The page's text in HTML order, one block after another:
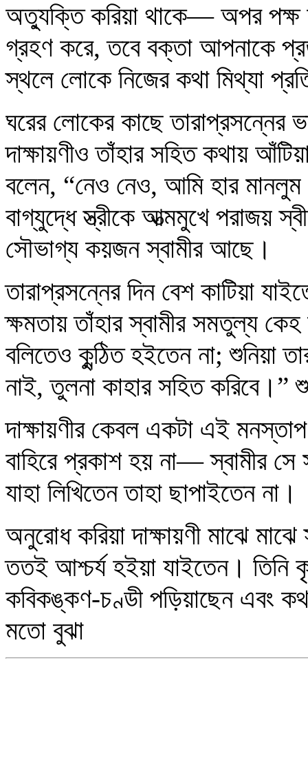
অত্যুক্তি করিয়া থাকে— অপর পক্ষ
গ্রহণ করে, তবে বক্তা আপনাকে
স্থলে লোকে নিজের কথা মিথ্যা
ঘরের লোকের কাছে তারাপ্রসন্নের
দাক্ষায়ণীও তাঁহার সহিত কথায়
বলেন, “নেও নেও, আমি হার
বাগ্‌যুদ্ধে স্ত্রীকে আত্মমুখে পরাজয়
সৌভাগ্য কয়জন স্বামীর আছে।
তারাপ্রসন্নের দিন বেশ কাটিয়া
ক্ষমতায় তাঁহার স্বামীর সমতুল্য
বলিতেও কুন্ঠিত হইতেন না; শুনিয়া
নাই, তুলনা কাহার সহিত করিবে।”
দাক্ষায়ণীর কেবল একটা এই
বাহিরে প্রকাশ হয় না— স্বামীর সে
যাহা লিখিতেন তাহা ছাপাইতেন না।
অনুরোধ করিয়া দাক্ষায়ণী মাঝে
ততই আশ্চর্য হইয়া যাইতেন। তিনি
কবিকঙ্কণ-চণ্ডী পড়িয়াছেন এবং
মতো বুঝা